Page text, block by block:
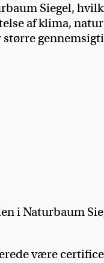
Siegel,
af klima,
i Naturbaum
være